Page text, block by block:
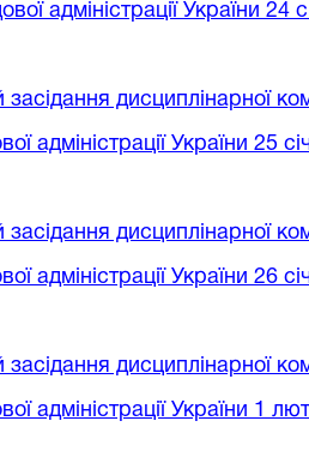
адміністрації України 24
засідання дисциплінарної
адміністрації України 25
засідання дисциплінарної
адміністрації України 26
засідання дисциплінарної
адміністрації України 1